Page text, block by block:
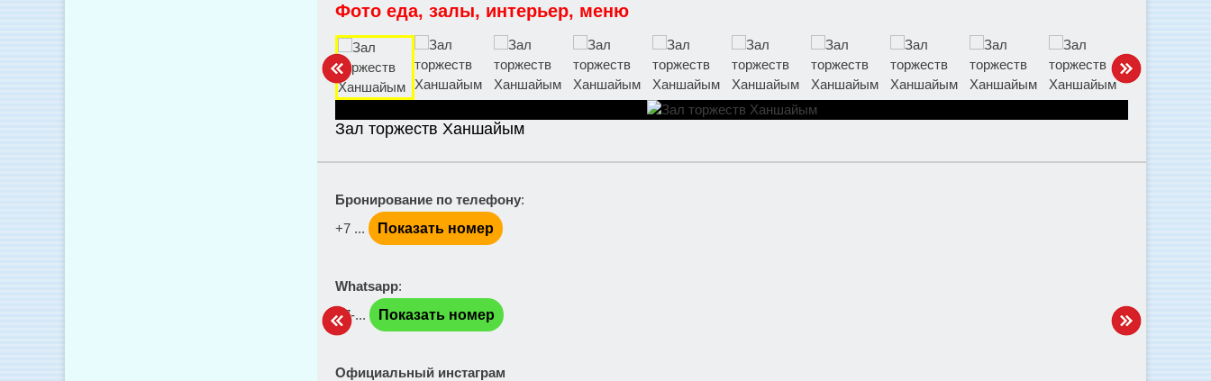
Фото еда, залы, интерьер, меню
Зал торжеств Ханшайым
Бронирование по телефону:
+7 ...
Показать номер
Whatsapp:
+7-...
Показать номер
Официальный инстаграм